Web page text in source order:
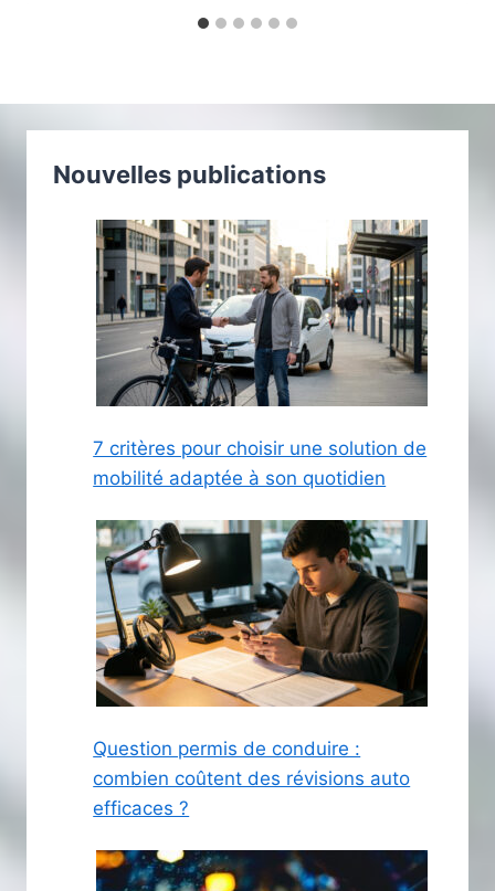
Nouvelles publications
7 critères pour choisir une solution de
mobilité adaptée à son quotidien
Question permis de conduire :
combien coûtent des révisions auto
efficaces ?